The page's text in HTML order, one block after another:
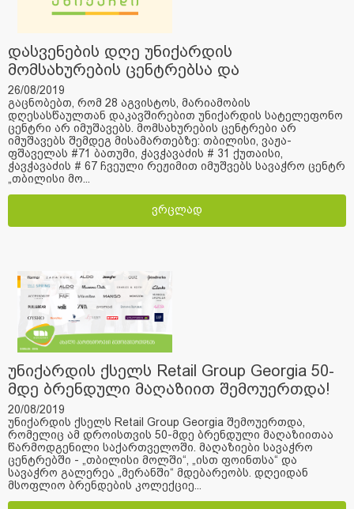
დასვენების დღე უნიქარდის
მომსახურების ცენტრებსა და
სატელეფონო ცენტრში
26/08/2019
გაცნობებთ, რომ 28 აგვისტოს, მარიამობის
დღესასწაულთან დაკავშირებით უნიქარდის სატელეფონო
ცენტრი არ იმუშავებს. მომსახურების ცენტრები არ
იმუშავებს შემდეგ მისამართებზე: თბილისი, ვაჟა-
ფშაველას #71 ბათუმი, ჭავჭავაძის # 31 ქუთაისი,
ჭავჭავაძის # 67 ჩვეული რეჟიმით იმუშვებს სავაჭრო ცენტრ
„თბილისი მო...
ვრცლად
უნიქარდის ქსელს Retail Group Georgia 50-
მდე ბრენდული მაღაზიით შემოუერთდა!
20/08/2019
უნიქარდის ქსელს Retail Group Georgia შემოუერთდა,
რომელიც ამ დროისთვის 50-მდე ბრენდული მაღაზიითაა
წარმოდგენილი საქართველოში. მაღაზიები სავაჭრო
ცენტრებში - „თბილისი მოლში“, „ისთ ფოინთსა“ და
სავაჭრო გალერეა „მერანში“ მდებარეობს. დღეიდან
მსოფლიო ბრენდების კოლექციე...